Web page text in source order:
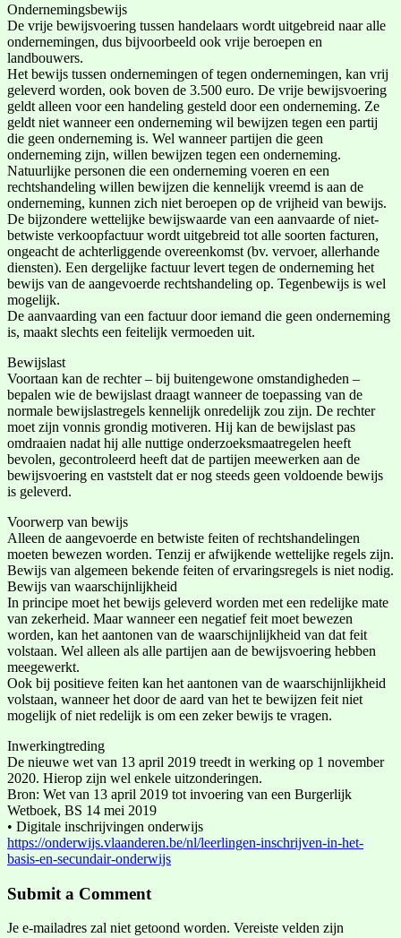
Ondernemingsbewijs
De vrije bewijsvoering tussen handelaars wordt uitgebreid naar alle
ondernemingen, dus bijvoorbeeld ook vrije beroepen en
landbouwers.
Het bewijs tussen ondernemingen of tegen ondernemingen, kan vrij
geleverd worden, ook boven de 3.500 euro. De vrije bewijsvoering
geldt alleen voor een handeling gesteld door een onderneming. Ze
geldt niet wanneer een onderneming wil bewijzen tegen een partij
die geen onderneming is. Wel wanneer partijen die geen
onderneming zijn, willen bewijzen tegen een onderneming.
Natuurlijke personen die een onderneming voeren en een
rechtshandeling willen bewijzen die kennelijk vreemd is aan de
onderneming, kunnen zich niet beroepen op de vrijheid van bewijs.
De bijzondere wettelijke bewijswaarde van een aanvaarde of niet-
betwiste verkoopfactuur wordt uitgebreid tot alle soorten facturen,
ongeacht de achterliggende overeenkomst (bv. vervoer, allerhande
diensten). Een dergelijke factuur levert tegen de onderneming het
bewijs van de aangevoerde rechtshandeling op. Tegenbewijs is wel
mogelijk.
De aanvaarding van een factuur door iemand die geen onderneming
is, maakt slechts een feitelijk vermoeden uit.
Bewijslast
Voortaan kan de rechter – bij buitengewone omstandigheden –
bepalen wie de bewijslast draagt wanneer de toepassing van de
normale bewijslastregels kennelijk onredelijk zou zijn. De rechter
moet zijn vonnis grondig motiveren. Hij kan de bewijslast pas
omdraaien nadat hij alle nuttige onderzoeksmaatregelen heeft
bevolen, gecontroleerd heeft dat de partijen meewerken aan de
bewijsvoering en vaststelt dat er nog steeds geen voldoende bewijs
is geleverd.
Voorwerp van bewijs
Alleen de aangevoerde en betwiste feiten of rechtshandelingen
moeten bewezen worden. Tenzij er afwijkende wettelijke regels zijn.
Bewijs van algemeen bekende feiten of ervaringsregels is niet nodig.
Bewijs van waarschijnlijkheid
In principe moet het bewijs geleverd worden met een redelijke mate
van zekerheid. Maar wanneer een negatief feit moet bewezen
worden, kan het aantonen van de waarschijnlijkheid van dat feit
volstaan. Wel alleen als alle partijen aan de bewijsvoering hebben
meegewerkt.
Ook bij positieve feiten kan het aantonen van de waarschijnlijkheid
volstaan, wanneer het door de aard van het te bewijzen feit niet
mogelijk of niet redelijk is om een zeker bewijs te vragen.
Inwerkingtreding
De nieuwe wet van 13 april 2019 treedt in werking op 1 november
2020. Hierop zijn wel enkele uitzonderingen.
Bron: Wet van 13 april 2019 tot invoering van een Burgerlijk
Wetboek, BS 14 mei 2019
• Digitale inschrijvingen onderwijs
https://onderwijs.vlaanderen.be/nl/leerlingen-inschrijven-in-het-
basis-en-secundair-onderwijs
Submit a Comment
Je e-mailadres zal niet getoond worden. Vereiste velden zijn